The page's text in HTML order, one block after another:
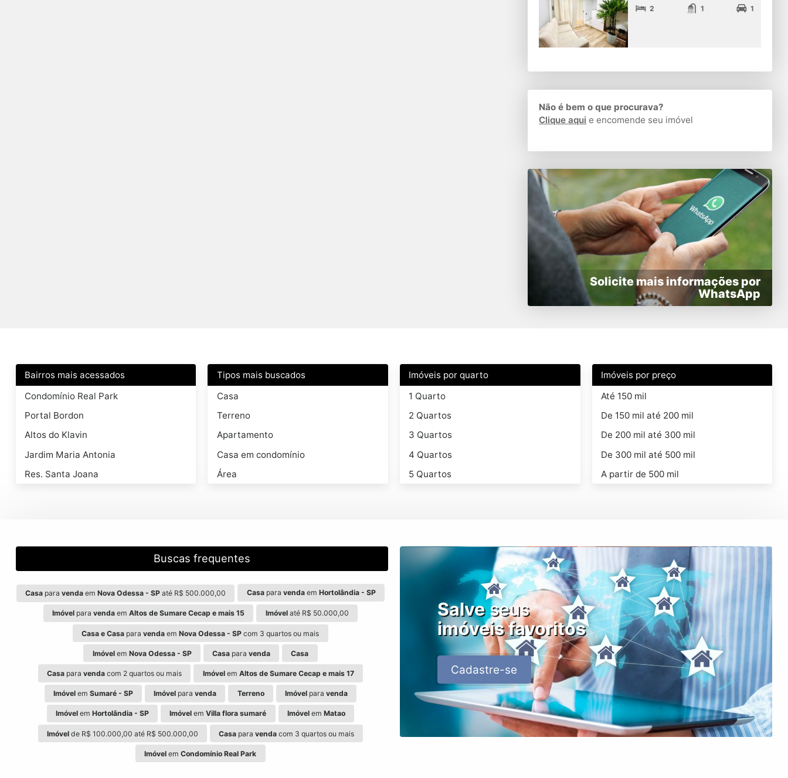
2 1 1
Não é bem o que procurava?
Clique aqui e encomende seu imóvel
Solicite mais informações por
WhatsApp
Bairros mais acessados
Condomínio Real Park
Portal Bordon
Altos do Klavin
Jardim Maria Antonia
Res. Santa Joana
Tipos mais buscados
Casa
Terreno
Apartamento
Casa em condomínio
Área
Imóveis por quarto
1 Quarto
2 Quartos
3 Quartos
4 Quartos
5 Quartos
Imóveis por preço
Até 150 mil
De 150 mil até 200 mil
De 200 mil até 300 mil
De 300 mil até 500 mil
A partir de 500 mil
Buscas frequentes
Casa paravenda emNova Odessa - SP até R$ 500.000,00 Casapara vendaem Hortolândia - SP
Imóvel paravenda emAltos de Sumare Cecap e mais 15 Imóvelaté R$ 50.000,00
Casa e Casa paravenda emNova Odessa - SP com 3 quartos ou mais
Imóvelem Nova Odessa - SP Casapara venda Casa
Casa paravenda com 2 quartos ou mais Imóvelem Altos de Sumare Cecap e mais 17
Imóvelem Sumaré - SP Imóvel paravenda Terreno Imóvel para venda
Imóvel emHortolândia - SP Imóvel emVilla flora sumaré Imóvelem Matao
Imóvelde R$ 100.000,00 até R$ 500.000,00 Casa paravenda com 3 quartos ou mais
Imóvel emCondomínio Real Park
Salveseus
imóveis favoritos
Cadastre-se